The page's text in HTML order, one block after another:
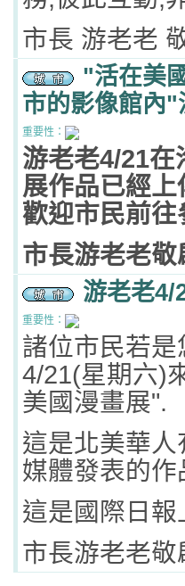
市長 游老老
"活在美
市的影像館內
重要性：
游老老4/21
展作品已經
歡迎市民前往
市長游老老敬
游老老4/
重要性：
諸位市民若
4/21(星期六)
美國漫畫展".
這是北美華
媒體發表的
這是國際日報
市長游老老敬